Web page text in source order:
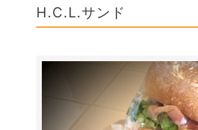
H.C.L.サンド